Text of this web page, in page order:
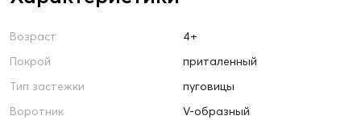
Возраст
4+
Покрой
приталенный
Тип застежки
пуговицы
Воротник
V-образный